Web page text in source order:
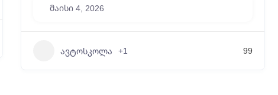
მაისი 4, 2026
ავტოსკოლა +1 99